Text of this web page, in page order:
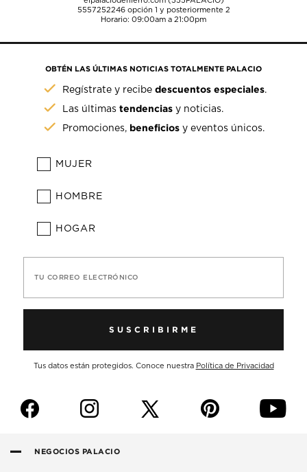
5557252246opción 1 y posteriormente 2
Horario: 09:00am a 21:00pm
OBTÉN LAS ÚLTIMAS NOTICIAS TOTALMENTE PALACIO
Regístrate y recibedescuentos especiales.
Las últimastendencias y noticias.
Promociones, beneficios y eventos únicos.
MUJER
HOMBRE
HOGAR
TU CORREO ELECTRÓNICO
SUSCRIBIRME
Tus datos están protegidos. Conoce nuestra Política de Privacidad
f i p y
NEGOCIOS PALACIO